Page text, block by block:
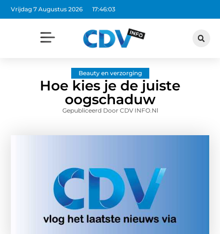
Vrijdag 7 Augustus 2026 17:46:04
Beauty en verzorging
Hoe kies je de juiste
oogschaduw
Gepubliceerd Door CDV INFO.nl